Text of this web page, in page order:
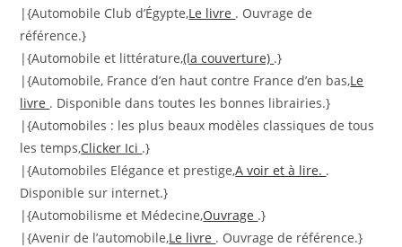
|{Automobile Club d’Égypte,Le livre . Ouvrage de
référence.}
|{Automobile et littérature,(la couverture) .}
|{Automobile, France d’en haut contre France d’en bas,Le
livre . Disponible dans toutes les bonnes librairies.}
|{Automobiles : les plus beaux modèles classiques de tous
les temps,Clicker Ici .}
|{Automobiles Elégance et prestige,A voir et à lire. .
Disponible sur internet.}
|{Automobilisme et Médecine,Ouvrage .}
|{Avenir de l’automobile,Le livre . Ouvrage de référence.}